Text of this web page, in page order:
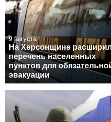
9 августа
На Херсонщине
перечень населенных
пунктов для
эвакуации